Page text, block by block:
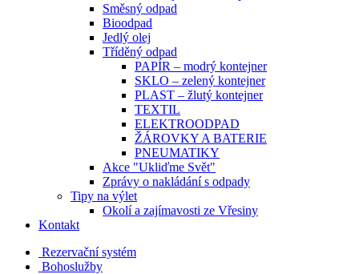
Směsný odpad
Bioodpad
Jedlý olej
Tříděný odpad
PAPÍR – modrý kontejner
SKLO – zelený kontejner
PLAST – žlutý kontejner
TEXTIL
ELEKTROODPAD
ŽÁROVKY A BATERIE
PNEUMATIKY
Akce "Ukliďme Svět"
Zprávy o nakládání s odpady
Tipy na výlet
Okolí a zajímavosti ze Vřesiny
Kontakt
Rezervační systém
Bohoslužby